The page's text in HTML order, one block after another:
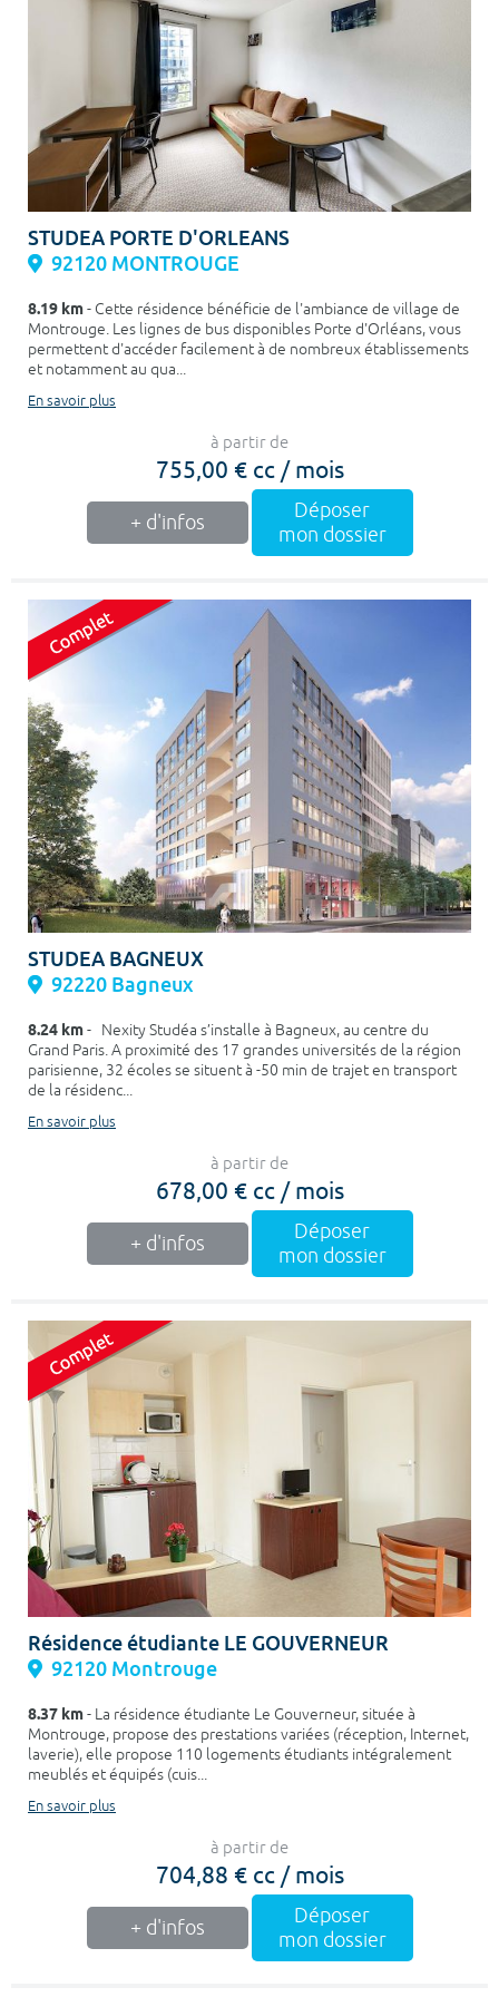
STUDEA PORTE D'ORLEANS
92120 MONTROUGE
8.19 km- Cette résidence bénéficie de l'ambiance de village de
Montrouge. Les lignes de bus disponibles Porte d'Orléans, vous
permettent d'accéder facilement à de nombreux établissements
et notamment au qua...
En savoir plus
à partir de
755,00 € cc / mois
+ d'infos
Déposer
mon dossier
STUDEA BAGNEUX
92220 Bagneux
8.24 km- Nexity Studéa s’installe à Bagneux, au centre du
Grand Paris. A proximité des 17 grandes universités de la région
parisienne, 32 écoles se situent à -50 min de trajet en transport
de la résidenc...
En savoir plus
à partir de
678,00 € cc / mois
+ d'infos
Déposer
mon dossier
Résidence étudiante LE GOUVERNEUR
92120 Montrouge
8.37 km- La résidence étudiante Le Gouverneur, située à
Montrouge, propose des prestations variées (réception, Internet,
laverie), elle propose 110 logements étudiants intégralement
meublés et équipés (cuis...
En savoir plus
à partir de
704,88 € cc / mois
+ d'infos
Déposer
mon dossier